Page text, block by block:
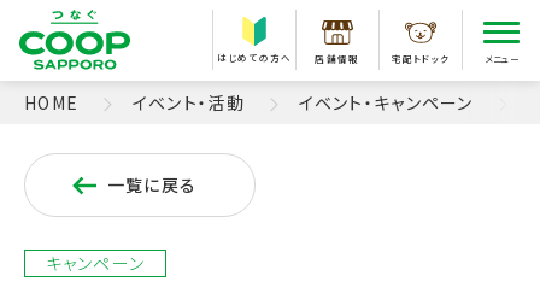
はじめての方へ 店舗情報 宅配トドック メニュー
HOME イベント・活動 イベント・キャンペーン
一覧に戻る
キャンペーン